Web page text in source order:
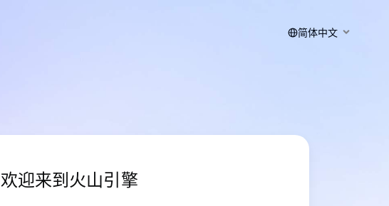
简体中文
欢迎来到火山引擎